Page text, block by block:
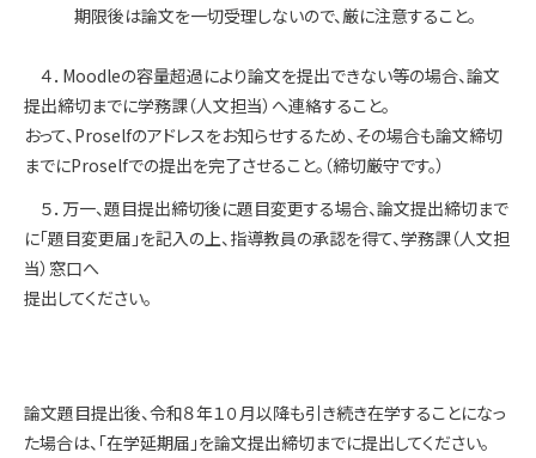
期限後は論文を一切受理しないので、厳に注意すること。
４．Moodleの容量超過により論文を提出できない等の場合、論文
提出締切までに学務課（人文担当）へ連絡すること。
おって、Proselfのアドレスをお知らせするため、その場合も論文締切
までにProselfでの提出を完了させること。（締切厳守です。）
５．万一、題目提出締切後に題目変更する場合、論文提出締切まで
に「題目変更届」を記入の上、指導教員の承認を得て、学務課（人文担
当）窓口へ
提出してください。
論文題目提出後、令和８年１０月以降も引き続き在学することになっ
た場合は、「在学延期届」を論文提出締切までに提出してください。